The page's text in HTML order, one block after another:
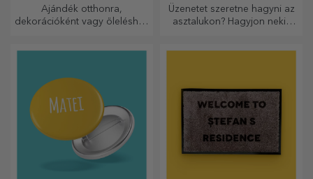
Ajándék otthonra,
dekorációként vagy öleléshez
Üzenetet szeretne hagyni az
asztalukon? Hagyjon nekik